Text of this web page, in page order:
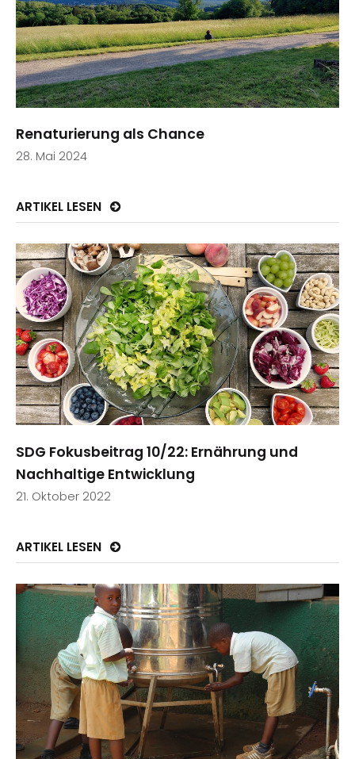
Renaturierung als Chance
28. Mai 2024
ARTIKEL LESEN
SDG Fokusbeitrag 10/22: Ernährung und
Nachhaltige Entwicklung
21. Oktober 2022
ARTIKEL LESEN